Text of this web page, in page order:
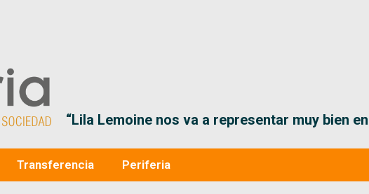
“Lila Lemoine nos va a representar muy bien
Transferencia Periferia